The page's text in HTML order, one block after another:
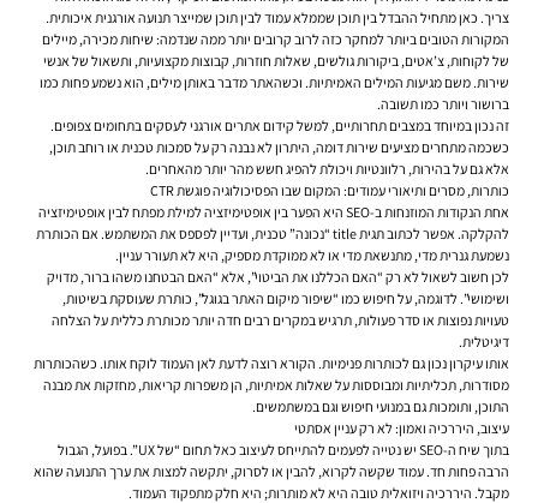
צריך. כאן מתחיל ההבדל בין תוכן שממלא עמוד לבין תוכן שמייצר תנועה אורגנית איכותית.
המקורות הטובים ביותר למחקר כזה לרוב קרובים יותר ממה שנדמה: שיחות מכירה, מיילים
של לקוחות, צ’אטים, ביקורות גולשים, שאלות חוזרות, קבוצות מקצועיות, ותשאול של אנשי
שירות. משם מגיעות המילים האמיתיות. וכשהאתר מדבר באותן מילים, הוא נשמע פחות כמו
ברושור ויותר כמו תשובה.
זה נכון במיוחד במצבים תחרותיים, למשל קידום אתרים אורגני לעסקים בתחומים צפופים.
כשכמה מתחרים מציעים שירות דומה, היתרון לא נבנה רק על סמכות טכנית או רוחב תוכן,
אלא גם על בהירות, רלוונטיות ויכולת להפיג חשש מהר יותר מהאחרים.
כותרות, מסרים ותיאורי עמודים: המקום שבו הפסיכולוגיה פוגשת CTR
אחת הנקודות המוזנחות ב-SEO היא הפער בין אופטימיזציה למילת מפתח לבין אופטימיזציה
להקלקה. אפשר לכתוב תגית title “נכונה” טכנית, ועדיין לפספס את המשתמש. אם הכותרת
נשמעת גנרית מדי, מתנשאת מדי או לא ממוקדת מספיק, היא לא תעורר עניין.
לכן חשוב לשאול לא רק “האם הכללנו את הביטוי”, אלא “האם הבטחנו משהו ברור, מדויק
ושימושי”. לדוגמה, על חיפוש כמו “שיפור מיקום האתר בגוגל”, כותרת שעוסקת בשיטות,
טעויות נפוצות או סדר פעולות, תרגיש במקרים רבים חדה יותר מכותרת כללית על הצלחה
דיגיטלית.
אותו עיקרון נכון גם לכותרות פנימיות. הקורא רוצה לדעת לאן העמוד לוקח אותו. כשהכותרות
מסודרות, תכליתיות ומבוססות על שאלות אמיתיות, הן משפרות קריאות, מחזקות את מבנה
התוכן, ותומכות גם במנועי חיפוש וגם במשתמשים.
עיצוב, היררכיה ואמון: לא רק עניין אסתטי
בתוך שיח ה-SEO יש נטייה לפעמים להתייחס לעיצוב כאל תחום “של UX”. בפועל, הגבול
הרבה פחות חד. עמוד שקשה לקרוא, להבין או לסרוק, יתקשה למצות את ערך התנועה שהוא
מקבל. היררכיה ויזואלית טובה היא לא מותרות; היא חלק מתפקוד העמוד.